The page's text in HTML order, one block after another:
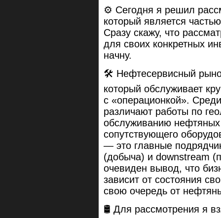
⚙️ Сегодня я решил
который является
Сразу скажу, что
для своих конкретных
начну.
🛠 Нефтесервисный
который обслуживает
с «операционкой».
различают работы по
обслуживанию нефтяных
сопутствующего
— это главные
(добыча) и downstream
очевиден вывод, что
зависит от состояния
свою очередь от
🛢 Для рассмотрения я